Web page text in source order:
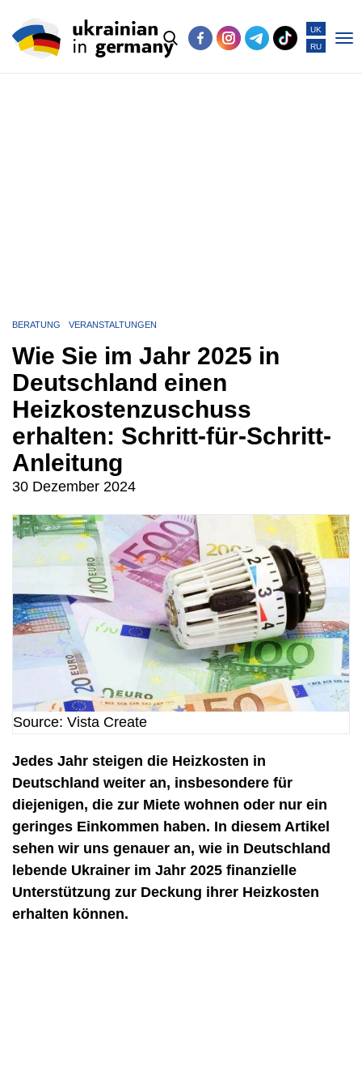
UK
RU
BERATUNG VERANSTALTUNGEN
Wie Sie im Jahr 2025 in
Deutschland einen
Heizkostenzuschuss
erhalten: Schritt-für-Schritt-
Anleitung
30 Dezember 2024
Source: Vista Create
Jedes Jahr steigen die Heizkosten in
Deutschland weiter an, insbesondere für
diejenigen, die zur Miete wohnen oder nur ein
geringes Einkommen haben. In diesem Artikel
sehen wir uns genauer an, wie in Deutschland
lebende Ukrainer im Jahr 2025 finanzielle
Unterstützung zur Deckung ihrer Heizkosten
erhalten können.